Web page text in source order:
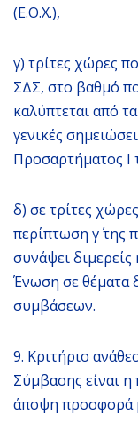
(Ε.Ο.Χ.),
γ) τρίτες χώρες
ΣΔΣ, στο βαθμό
καλύπτεται από
γενικές
Προσαρτήματος I
δ) σε τρίτες
περίπτωση γ΄
συνάψει
Ένωση σε θέματα
συμβάσεων.
9. Κριτήριο
Σύμβασης είναι
άποψη προσφορά